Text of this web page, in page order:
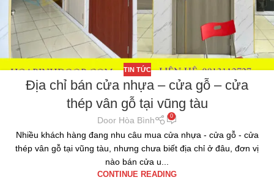
TIN TỨC
Địa chỉ bán cửa nhựa – cửa gỗ – cửa
thép vân gỗ tại vũng tàu
Door Hòa Bình 0
Nhiều khách hàng đang nhu câu mua cửa nhựa - cửa gỗ - cửa
thép vân gỗ tại vũng tàu, nhưng chưa biết địa chỉ ở đâu, đơn vị
nào bán cửa u...
CONTINUE READING